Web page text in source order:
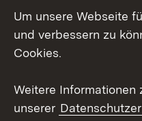
Social Wall
Youtube
Kontakt
Um unsere Webseite
und verbessern zu
Cookies.
Weitere Informationen
unserer